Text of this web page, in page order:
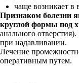
чаще возникает в
Признаком болезни
круглой формы под
анального
при надавливании.
Лечение
оперативным путем.